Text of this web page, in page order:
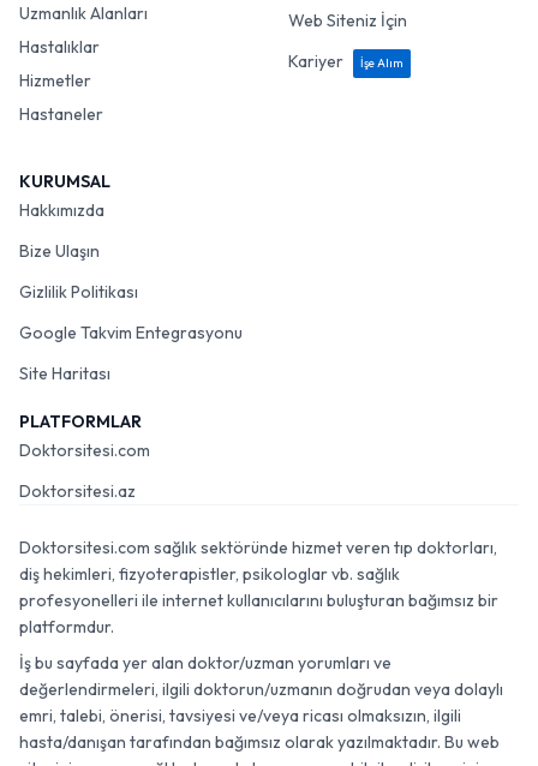
Uzmanlık Alanları
Hastalıklar
Hizmetler
Hastaneler
Web Siteniz İçin
Kariyer
İşe Alım
KURUMSAL
Hakkımızda
Bize Ulaşın
Gizlilik Politikası
Google Takvim Entegrasyonu
Site Haritası
PLATFORMLAR
Doktorsitesi.com
Doktorsitesi.az
Doktorsitesi.com sağlık sektöründe hizmet veren tıp doktorları,
diş hekimleri, fizyoterapistler, psikologlar vb. sağlık
profesyonelleri ile internet kullanıcılarını buluşturan bağımsız bir
platformdur.
İş bu sayfada yer alan doktor/uzman yorumları ve
değerlendirmeleri, ilgili doktorun/uzmanın doğrudan veya dolaylı
emri, talebi, önerisi, tavsiyesi ve/veya ricası olmaksızın, ilgili
hasta/danışan tarafından bağımsız olarak yazılmaktadır. Bu web